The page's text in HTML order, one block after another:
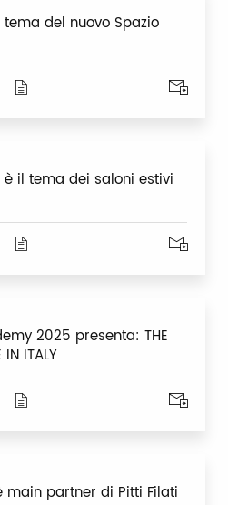
del nuovo Spazio
è il tema dei saloni estivi
2025 presenta: THE
IN ITALY
main partner di Pitti Filati